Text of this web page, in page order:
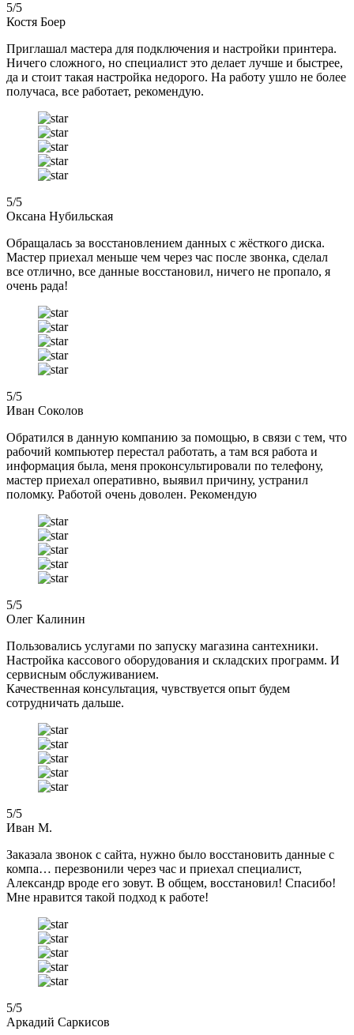
5/5
Костя Боер
Приглашал мастера для подключения и настройки принтера.
Ничего сложного, но специалист это делает лучше и быстрее,
да и стоит такая настройка недорого. На работу ушло не более
получаса, все работает, рекомендую.
5/5
Оксана Нубильская
Обращалась за восстановлением данных с жёсткого диска.
Мастер приехал меньше чем через час после звонка, сделал
все отлично, все данные восстановил, ничего не пропало, я
очень рада!
5/5
Иван Соколов
Обратился в данную компанию за помощью, в связи с тем, что
рабочий компьютер перестал работать, а там вся работа и
информация была, меня проконсультировали по телефону,
мастер приехал оперативно, выявил причину, устранил
поломку. Работой очень доволен. Рекомендую
5/5
Олег Калинин
Пользовались услугами по запуску магазина сантехники.
Настройка кассового оборудования и складских программ. И
сервисным обслуживанием.
Качественная консультация, чувствуется опыт будем
сотрудничать дальше.
5/5
Иван М.
Заказала звонок с сайта, нужно было восстановить данные с
компа… перезвонили через час и приехал специалист,
Александр вроде его зовут. В общем, восстановил! Спасибо!
Мне нравится такой подход к работе!
5/5
Аркадий Саркисов